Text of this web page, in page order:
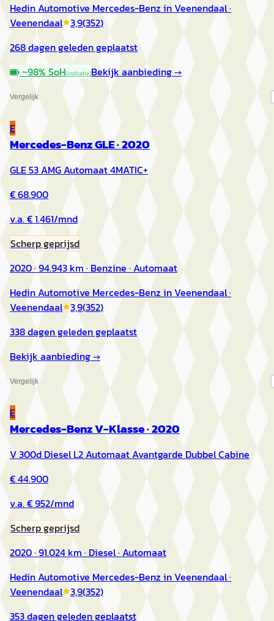
Hedin Automotive Mercedes-Benz in Veenendaal·
Veenendaal 3,9(352)
268 dagen geleden geplaatst
~98% SoH(indicatie)Bekijk aanbieding →
Vergelijk
E
Mercedes-Benz GLE·2020
GLE 53 AMG Automaat 4MATIC+
€ 68.900
v.a. € 1.461/mnd
Scherp geprijsd
2020 · 94.943 km · Benzine · Automaat
Hedin Automotive Mercedes-Benz in Veenendaal·
Veenendaal 3,9(352)
338 dagen geleden geplaatst
Bekijk aanbieding →
Vergelijk
E
Mercedes-Benz V-Klasse·2020
V 300d Diesel L2 Automaat Avantgarde Dubbel Cabine
€ 44.900
v.a. € 952/mnd
Scherp geprijsd
2020 · 91.024 km · Diesel · Automaat
Hedin Automotive Mercedes-Benz in Veenendaal·
Veenendaal 3,9(352)
353 dagen geleden geplaatst